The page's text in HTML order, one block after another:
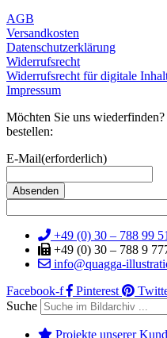
AGB
Versandkosten
Datenschutzerklärung
Widerrufsrecht
Widerrufsrecht für digitale
Impressum
Möchten Sie uns
bestellen:
E-Mail(erforderlich)
+49 (0) 30 – 788 99
+49 (0) 30 – 788 9
info@quagga-
Facebook-f
Pinterest
Suche
Projekte unserer